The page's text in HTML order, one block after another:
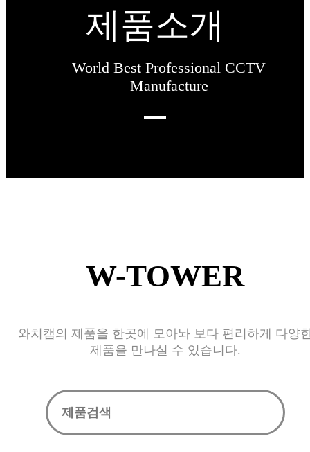
제품소개
World Best Professional CCTV
Manufacture
W-TOWER
와치캠의 제품을 한곳에 모아놔 보다 편리하게 다양
제품을 만나실 수 있습니다.